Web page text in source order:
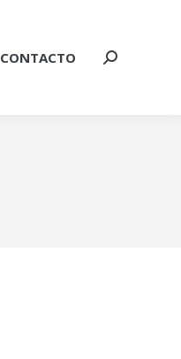
CONTACTO Buscar: